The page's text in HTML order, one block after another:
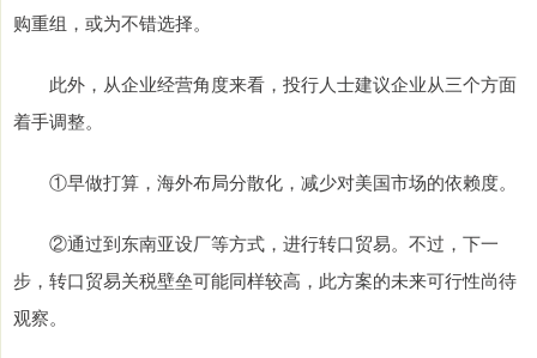
购重组，或为不错选择。
此外，从企业经营角度来看，投行人士建议企业从三个方面
着手调整。
①早做打算，海外布局分散化，减少对美国市场的依赖度。
②通过到东南亚设厂等方式，进行转口贸易。不过，下一
步，转口贸易关税壁垒可能同样较高，此方案的未来可行性尚待
观察。